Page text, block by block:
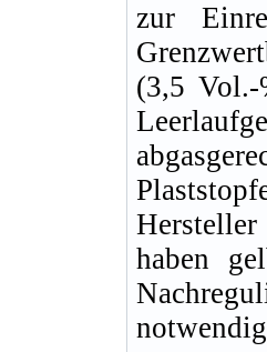
zur
(3,5
haben